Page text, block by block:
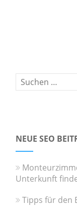
NEUE SEO
Unterkunft
Tipps für den